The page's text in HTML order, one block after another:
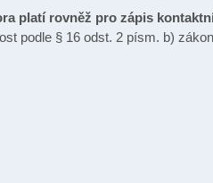
platí rovněž pro zápis
podle § 16 odst. 2 písm. b)